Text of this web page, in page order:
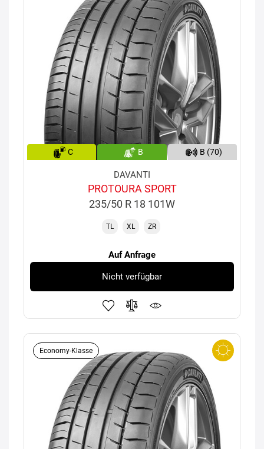
C B B (70)
DAVANTI
PROTOURA SPORT
235/50 R 18 101W
TL XL ZR
Auf Anfrage
Nicht verfügbar
Economy-Klasse